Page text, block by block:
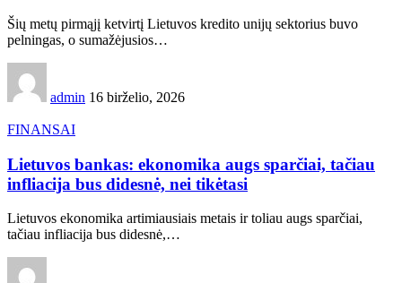
Šių metų pirmąjį ketvirtį Lietuvos kredito unijų sektorius buvo
pelningas, o sumažėjusios…
admin 16 birželio, 2026
FINANSAI
Lietuvos bankas: ekonomika augs sparčiai, tačiau
infliacija bus didesnė, nei tikėtasi
Lietuvos ekonomika artimiausiais metais ir toliau augs sparčiai,
tačiau infliacija bus didesnė,…